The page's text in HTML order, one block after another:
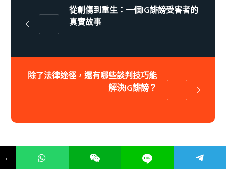
從創傷到重生：一個IG誹謗受害者的
真實故事
除了法律途徑，還有哪些談判技巧能
解決IG誹謗？
←